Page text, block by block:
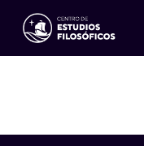
Eventos